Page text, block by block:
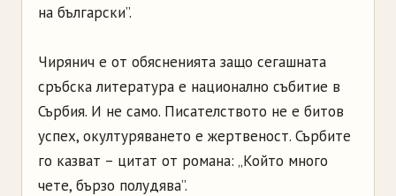
на български”.
Чирянич е от обясненията защо сегашната
сръбска литература е национално събитие в
Сърбия. И не само. Писателството не е битов
успех, окултуряването е жертвеност. Сърбите
го казват – цитат от романа: „Който много
чете, бързо полудява”.